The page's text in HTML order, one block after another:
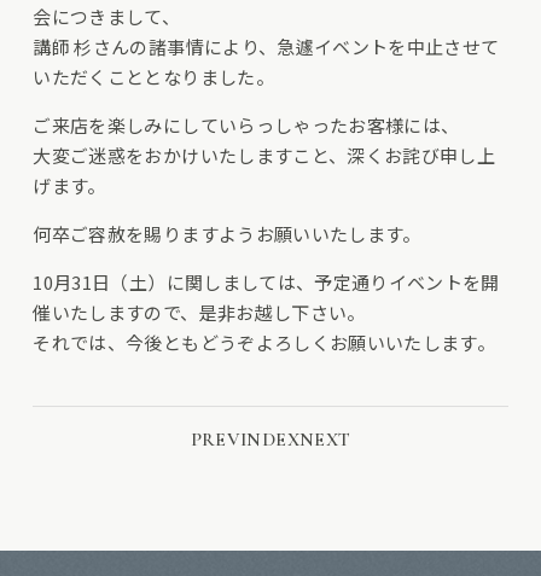
会につきまして、
講師 杉さんの諸事情により、急遽イベントを中止させて
いただくこととなりました。
ご来店を楽しみにしていらっしゃったお客様には、
大変ご迷惑をおかけいたしますこと、深くお詫び申し上
げます。
何卒ご容赦を賜りますようお願いいたします。
10月31日（土）に関しましては、予定通りイベントを開
催いたしますので、是非お越し下さい。
それでは、今後ともどうぞよろしくお願いいたします。
PREVINDEXNEXT